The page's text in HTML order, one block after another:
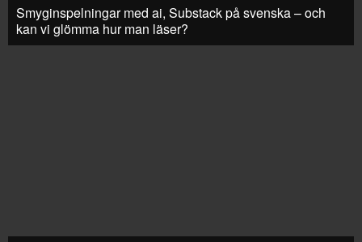
Smyginspelningar med ai, Substack på svenska – och
kan vi glömma hur man läser?